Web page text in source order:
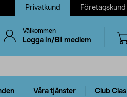
Privatkund Företagskund
Välkommen
Logga in/Bli medlem
Våra tjänster Club Clas